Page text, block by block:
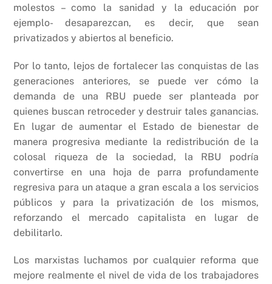
molestos – como la sanidad y la educación por
ejemplo- desaparezcan, es decir, que sean
privatizados y abiertos al beneficio.
Por lo tanto, lejos de fortalecer las conquistas de las
generaciones anteriores, se puede ver cómo la
demanda de una RBU puede ser planteada por
quienes buscan retroceder y destruir tales ganancias.
En lugar de aumentar el Estado de bienestar de
manera progresiva mediante la redistribución de la
colosal riqueza de la sociedad, la RBU podría
convertirse en una hoja de parra profundamente
regresiva para un ataque a gran escala a los servicios
públicos y para la privatización de los mismos,
reforzando el mercado capitalista en lugar de
debilitarlo.
Los marxistas luchamos por cualquier reforma que
mejore realmente el nivel de vida de los trabajadores